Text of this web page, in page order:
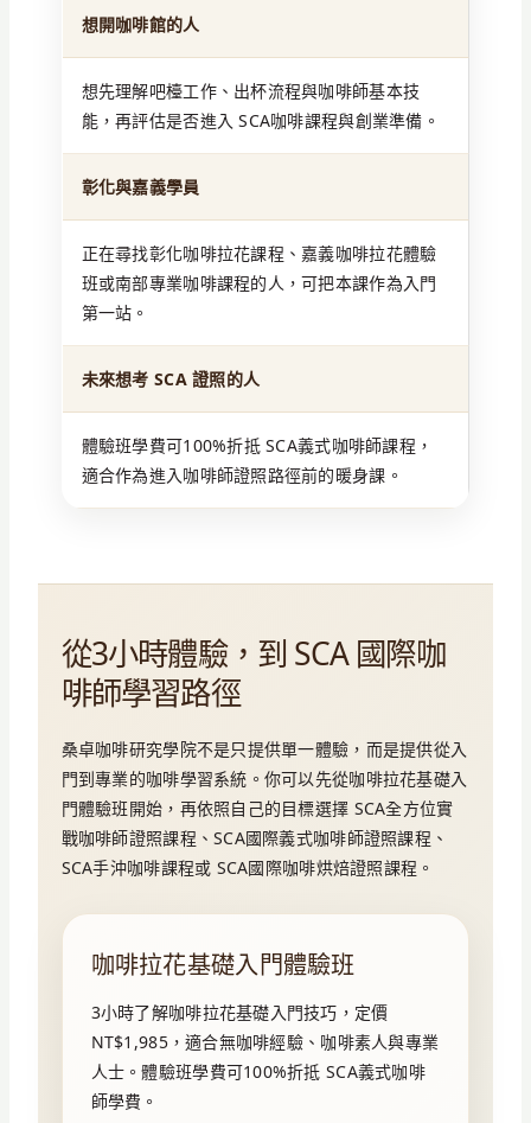
想開咖啡館的人
想先理解吧檯工作、出杯流程與咖啡師基本技
能，再評估是否進入 SCA咖啡課程與創業準備。
彰化與嘉義學員
正在尋找彰化咖啡拉花課程、嘉義咖啡拉花體驗
班或南部專業咖啡課程的人，可把本課作為入門
第一站。
未來想考 SCA 證照的人
體驗班學費可100%折抵 SCA義式咖啡師課程，
適合作為進入咖啡師證照路徑前的暖身課。
從3小時體驗，到 SCA 國際咖
啡師學習路徑
桑卓咖啡研究學院不是只提供單一體驗，而是提供從入
門到專業的咖啡學習系統。你可以先從咖啡拉花基礎入
門體驗班開始，再依照自己的目標選擇 SCA全方位實
戰咖啡師證照課程、SCA國際義式咖啡師證照課程、
SCA手沖咖啡課程或 SCA國際咖啡烘焙證照課程。
咖啡拉花基礎入門體驗班
3小時了解咖啡拉花基礎入門技巧，定價
NT$1,985，適合無咖啡經驗、咖啡素人與專業
人士。體驗班學費可100%折抵 SCA義式咖啡
師學費。